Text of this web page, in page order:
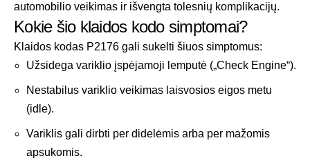
automobilio veikimas ir išvengta tolesnių komplikacijų.
Kokie šio klaidos kodo simptomai?
Klaidos kodas P2176 gali sukelti šiuos simptomus:
Užsidega variklio įspėjamoji lemputė („Check Engine“).
Nestabilus variklio veikimas laisvosios eigos metu
(idle).
Variklis gali dirbti per didelėmis arba per mažomis
apsukomis.